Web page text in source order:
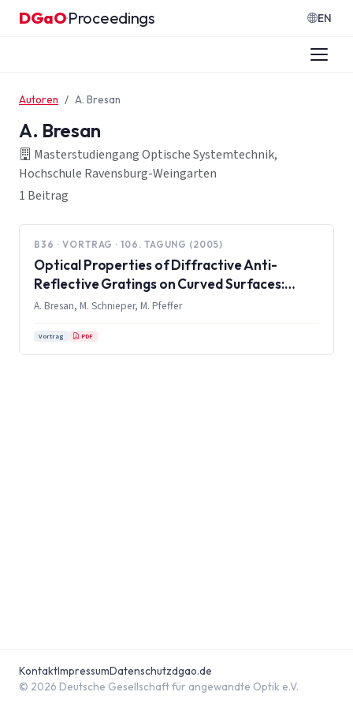
Zum Inhalt springen
DGaO·Proceedings EN
Autoren A. Bresan
A. Bresan
Masterstudiengang Optische Systemtechnik,
Hochschule Ravensburg-Weingarten
1 Beitrag
B36 · VORTRAG · 106. TAGUNG (2005)
Optical Properties of Diffractive Anti-
Reflective Gratings on Curved Surfaces:
Fabrication and Testing
A. Bresan, M. Schnieper, M. Pfeffer
Vortrag PDF
© 2026 Deutsche Gesellschaft für angewandte Optik e.V.
KontaktImpressumDatenschutzdgao.de